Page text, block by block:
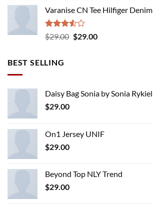
Varanise CN Tee Hilfiger Denim
Rated
3.50
$29.00 Original
$29.00Current
BEST SELLING
Daisy Bag Sonia by Sonia Rykiel
$29.00
On1 Jersey UNIF
$29.00
Beyond Top NLY Trend
$29.00